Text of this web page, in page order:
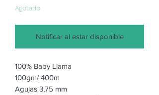
Agotado
Notificar al estar disponible
100% Baby Llama
100gm/ 400m
Agujas 3,75 mm